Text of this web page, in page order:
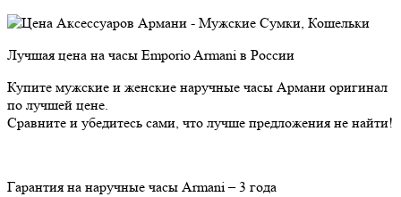
Лучшая цена на часы Emporio Armani в России
Купите мужские и женские наручные часы Армани оригинал
по лучшей цене.
Сравните и убедитесь сами, что лучше предложения не найти!
Гарантия на наручные часы Armani – 3 года